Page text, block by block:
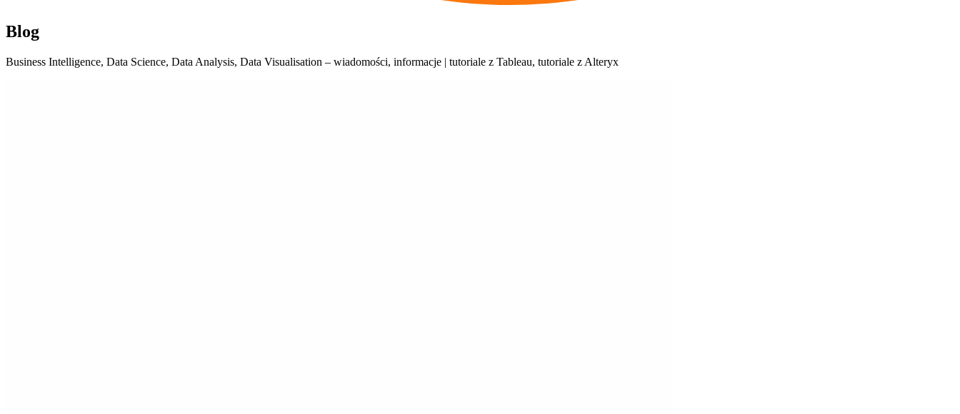
Blog
Business Intelligence, Data Science, Data Analysis, Data Visualisation – wiadomości, informacje | tutoriale z Tableau, tutoriale z Alteryx